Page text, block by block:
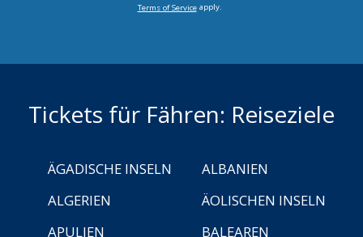
Terms of Serviceapply.
Tickets für Fähren: Reiseziele
ÄGADISCHE INSELN
ALBANIEN
ALGERIEN
ÄOLISCHEN INSELN
APULIEN
BALEAREN